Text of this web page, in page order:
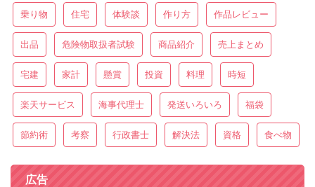
乗り物 住宅 体験談 作り方 作品レビュー
出品 危険物取扱者試験 商品紹介 売上まとめ
宅建 家計 懸賞 投資 料理 時短
楽天サービス 海事代理士 発送いろいろ 福袋
節約術 考察 行政書士 解決法 資格 食べ物
広告